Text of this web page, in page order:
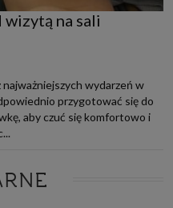
na sali
wydarzeń w
przygotować się do
aby czuć się komfortowo i